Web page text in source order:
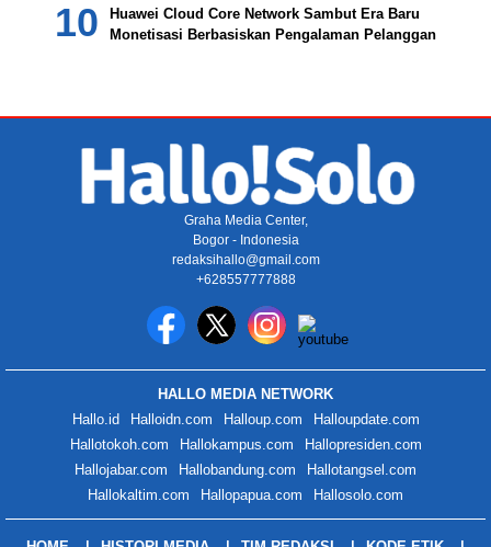
Huawei Cloud Core Network Sambut Era Baru
Monetisasi Berbasiskan Pengalaman Pelanggan
Graha Media Center,
Bogor - Indonesia
redaksihallo@gmail.com
+628557777888
HALLO MEDIA NETWORK
Hallo.id
Halloidn.com Halloup.com
Halloupdate.com
Hallotokoh.com
Hallokampus.com
Hallopresiden.com
Hallojabar.com
Hallobandung.com
Hallotangsel.com
Hallokaltim.com
Hallopapua.com Hallosolo.com